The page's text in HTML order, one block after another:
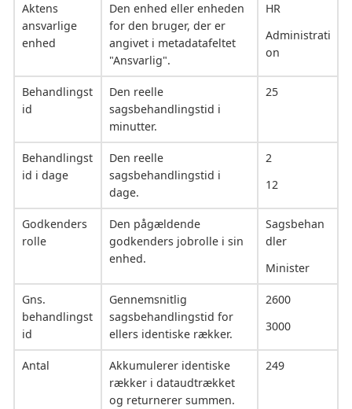
Aktens
ansvarlige
enhed
Den enhed eller enheden
for den bruger, der er
angivet i metadatafeltet
"Ansvarlig".
HR
Administrati
on
Behandlingst
id
Den reelle
sagsbehandlingstid i
minutter.
25
Behandlingst
id i dage
Den reelle
sagsbehandlingstid i
dage.
2
12
Godkenders
rolle
Den pågældende
godkenders jobrolle i sin
enhed.
Sagsbehan
dler
Minister
Gns.
behandlingst
id
Gennemsnitlig
sagsbehandlingstid for
ellers identiske rækker.
2600
3000
Antal
Akkumulerer identiske
rækker i dataudtrækket
og returnerer summen.
249